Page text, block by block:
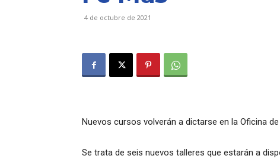
4 de octubre de 2021
Nuevos cursos volverán a dictarse en la Oficina
Se trata de seis nuevos talleres que estarán a